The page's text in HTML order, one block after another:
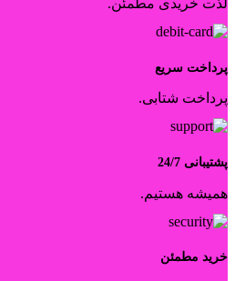
لذت خریدی مطمئن.
پرداخت سریع
پرداخت شتابی.
پشتیبانی 24/7
همیشه هستیم.
خرید مطمئن